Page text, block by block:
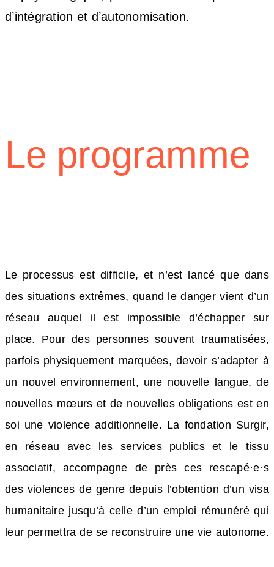
d’intégration et d’autonomisation.
Le programme
Le processus est difficile, et n’est lancé que dans
des situations extrêmes, quand le danger vient d’un
réseau auquel il est impossible d’échapper sur
place. Pour des personnes souvent traumatisées,
parfois physiquement marquées, devoir s’adapter à
un nouvel environnement, une nouvelle langue, de
nouvelles mœurs et de nouvelles obligations est en
soi une violence additionnelle. La fondation Surgir,
en réseau avec les services publics et le tissu
associatif, accompagne de près ces rescapé·e·s
des violences de genre depuis l’obtention d’un visa
humanitaire jusqu’à celle d’un emploi rémunéré qui
leur permettra de se reconstruire une vie autonome.